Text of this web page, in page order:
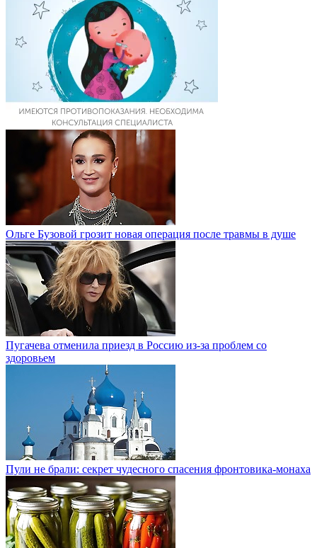
Ольге Бузовой грозит новая операция после травмы в душе
Пугачева отменила приезд в Россию из-за проблем со
здоровьем
Пули не брали: секрет чудесного спасения фронтовика-монаха